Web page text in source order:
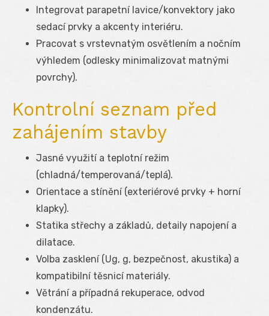
Integrovat parapetní lavice/konvektory jako
sedací prvky a akcenty interiéru.
Pracovat s vrstevnatým osvětlením a nočním
výhledem (odlesky minimalizovat matnými
povrchy).
Kontrolní seznam před
zahájením stavby
Jasné využití a teplotní režim
(chladná/temperovaná/teplá).
Orientace a stínění (exteriérové prvky + horní
klapky).
Statika střechy a základů, detaily napojení a
dilatace.
Volba zasklení (Ug, g, bezpečnost, akustika) a
kompatibilní těsnicí materiály.
Větrání a případná rekuperace, odvod
kondenzátu.